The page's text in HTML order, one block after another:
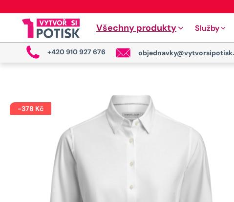
Všechny produkty Služby
+420 910 927 676
-378 Kč